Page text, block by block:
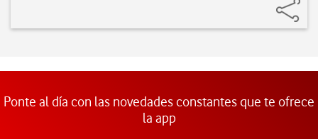
Ponte al día con las novedades constantes que te ofrece
la app